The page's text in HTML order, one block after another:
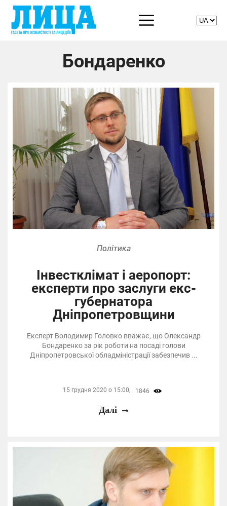
Бондаренко
Політика
Інвестклімат і аеропорт:
експерти про заслуги екс-
губернатора
Дніпропетровщини
Експерт Володимир Головко вважає, що Олександр
Бондаренко за рік роботи на посаді голови
Дніпропетровської обладміністрації забезпечив ...
15 грудня 2020 о 15:00, 1846
Далі